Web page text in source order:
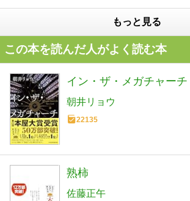
もっと見る
この本を読んだ人がよく読む本
イン・ザ・メガチャーチ
朝井リョウ
22135
熟柿
佐藤正午